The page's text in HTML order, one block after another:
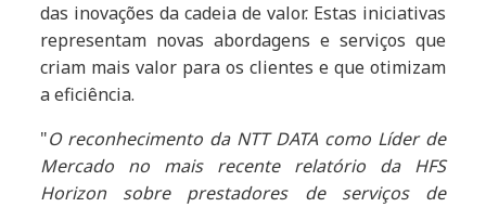
das inovações da cadeia de valor. Estas iniciativas
representam novas abordagens e serviços que
criam mais valor para os clientes e que otimizam
a eficiência.
"O reconhecimento da NTT DATA como Líder de
Mercado no mais recente relatório da HFS
Horizon sobre prestadores de serviços de